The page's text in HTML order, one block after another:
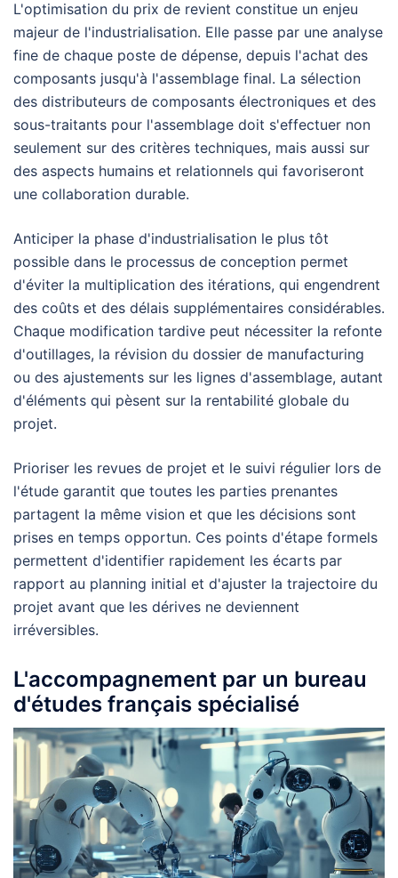
L'optimisation du prix de revient constitue un enjeu
majeur de l'industrialisation. Elle passe par une analyse
fine de chaque poste de dépense, depuis l'achat des
composants jusqu'à l'assemblage final. La sélection
des distributeurs de composants électroniques et des
sous-traitants pour l'assemblage doit s'effectuer non
seulement sur des critères techniques, mais aussi sur
des aspects humains et relationnels qui favoriseront
une collaboration durable.
Anticiper la phase d'industrialisation le plus tôt
possible dans le processus de conception permet
d'éviter la multiplication des itérations, qui engendrent
des coûts et des délais supplémentaires considérables.
Chaque modification tardive peut nécessiter la refonte
d'outillages, la révision du dossier de manufacturing
ou des ajustements sur les lignes d'assemblage, autant
d'éléments qui pèsent sur la rentabilité globale du
projet.
Prioriser les revues de projet et le suivi régulier lors de
l'étude garantit que toutes les parties prenantes
partagent la même vision et que les décisions sont
prises en temps opportun. Ces points d'étape formels
permettent d'identifier rapidement les écarts par
rapport au planning initial et d'ajuster la trajectoire du
projet avant que les dérives ne deviennent
irréversibles.
L'accompagnement par un bureau
d'études français spécialisé